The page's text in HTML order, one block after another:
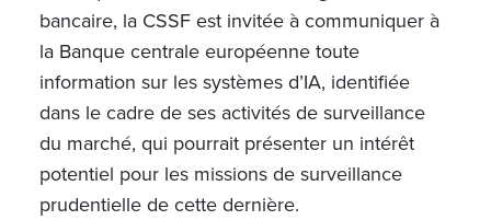
bancaire, la CSSF est invitée à communiquer à
la Banque centrale européenne toute
information sur les systèmes d’IA, identifiée
dans le cadre de ses activités de surveillance
du marché, qui pourrait présenter un intérêt
potentiel pour les missions de surveillance
prudentielle de cette dernière.